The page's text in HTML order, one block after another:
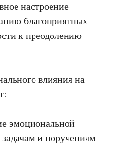
настроение
благоприятных
к преодолению
влияния на
эмоциональной
и поручениям